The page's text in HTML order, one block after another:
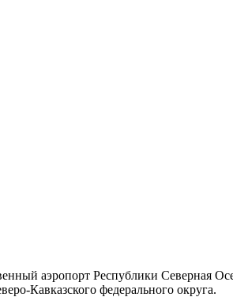
аэропорт Республики Северная
Кавказского федерального округа.